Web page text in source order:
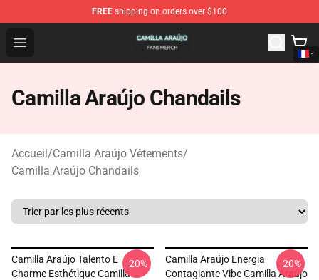
FREE shipping on orders over $100
Open menu
Camilla Araújo Shop - Official Camilla Araújo
Camilla Araújo Chandails
Accueil/Camilla Araújo Vêtements/
Camilla Araújo Chandails
Camilla Araújo Talento E
Charme Esthétique Camilla
-20%
Camilla Araújo Energia
Contagiante Vibe Camilla Araújo
-20%